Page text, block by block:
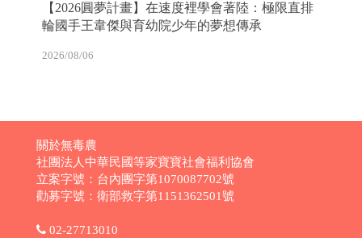
【2026圓夢計畫】在速度裡學會著陸：極限直排
輪國手王韋傑與育幼院少年的夢想傳承
2026/08/06
關於無毒農
社團法人中華民國等家寶寶社會福利協會
立案字號：台內團字第1070087702號
勸募字號：衛部救字第1151362501號
02-27713010